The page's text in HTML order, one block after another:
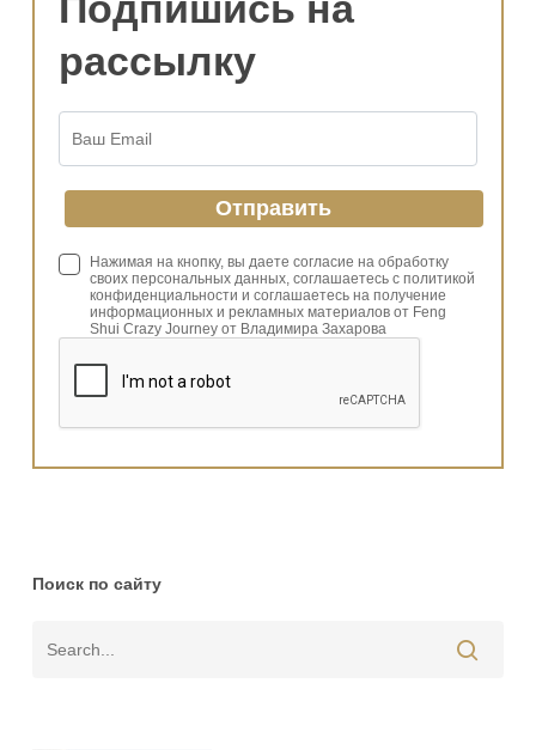
рассылку
Нажимая на кнопку, вы даете согласие на обработку
своих персональных данных, соглашаетесь с политикой
конфиденциальности и соглашаетесь на получение
информационных и рекламных материалов от Feng
Shui Crazy Journey от Владимира Захарова
Поиск по сайту